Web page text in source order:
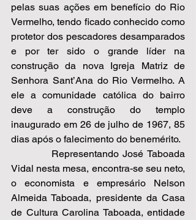
pelas suas ações em benefício do Rio
Vermelho, tendo ficado conhecido como
protetor dos pescadores desamparados
e por ter sido o grande líder na
construção da nova Igreja Matriz de
Senhora Sant’Ana do Rio Vermelho. A
ele a comunidade católica do bairro
deve a construção do templo
inaugurado em 26 de julho de 1967, 85
dias após o falecimento do benemérito.
Vidal nesta mesa, encontra-se seu neto,
o economista e empresário Nelson
Almeida Taboada, presidente da Casa
de Cultura Carolina Taboada, entidade